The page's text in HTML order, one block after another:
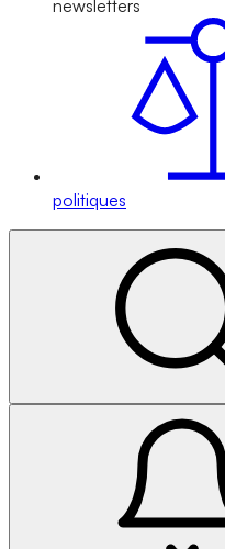
newsletters
politiques